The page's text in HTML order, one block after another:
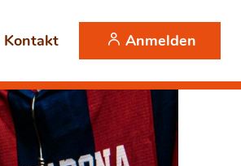
Kontakt Anmelden